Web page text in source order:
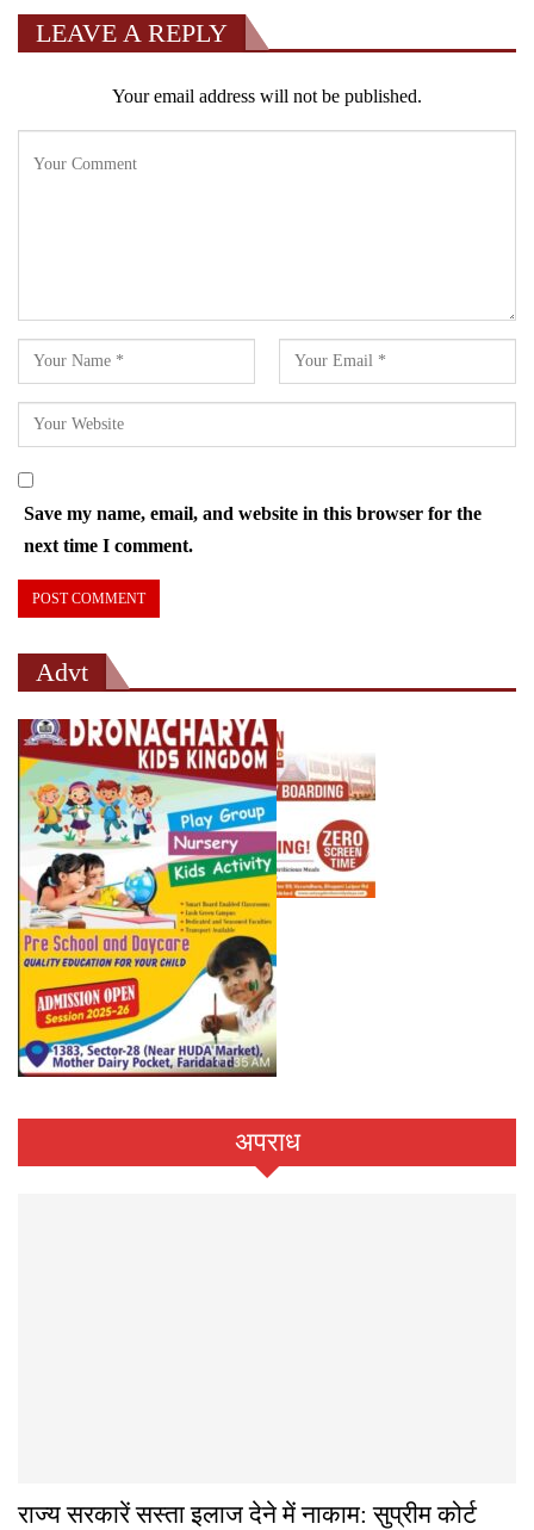
LEAVE A REPLY
Your email address will not be published.
Save my name, email, and website in this browser for the
next time I comment.
Advt
अपराध
राज्य सरकारें सस्ता इलाज देने में नाकाम: सुप्रीम कोर्ट